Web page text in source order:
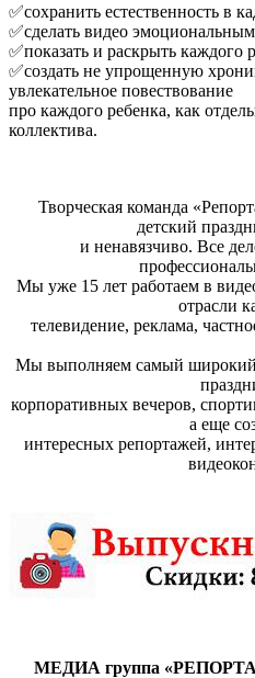
✅сохранить естественность в
✅сделать видео
✅показать и раскрыть каждого
✅создать не упрощенную
увлекательное повествование
про каждого ребенка, как
коллектива.
Творческая команда
детский
и ненавязчиво. Все
Мы уже 15 лет работаем в
отрасли
телевидение, реклама,
Мы выполняем самый широкий
корпоративных вечеров,
а еще
интересных репортажей,
МЕДИА группа